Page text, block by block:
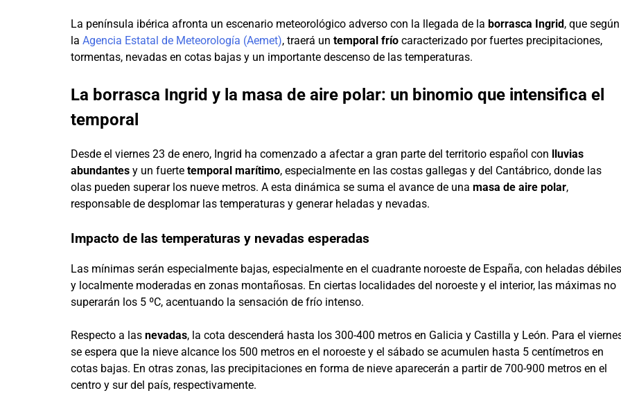
La península ibérica afronta un escenario meteorológico adverso con la llegada de la borrasca Ingrid, que según
la Agencia Estatal de Meteorología (Aemet), traerá un temporal frío caracterizado por fuertes precipitaciones,
tormentas, nevadas en cotas bajas y un importante descenso de las temperaturas.
La borrasca Ingrid y la masa de aire polar: un binomio que intensifica el
temporal
Desde el viernes 23 de enero, Ingrid ha comenzado a afectar a gran parte del territorio español con lluvias
abundantes y un fuerte temporal marítimo, especialmente en las costas gallegas y del Cantábrico, donde las
olas pueden superar los nueve metros. A esta dinámica se suma el avance de una masa de aire polar,
responsable de desplomar las temperaturas y generar heladas y nevadas.
Impacto de las temperaturas y nevadas esperadas
Las mínimas serán especialmente bajas, especialmente en el cuadrante noroeste de España, con heladas débiles
y localmente moderadas en zonas montañosas. En ciertas localidades del noroeste y el interior, las máximas no
superarán los 5 ºC, acentuando la sensación de frío intenso.
Respecto a las nevadas, la cota descenderá hasta los 300-400 metros en Galicia y Castilla y León. Para el
se espera que la nieve alcance los 500 metros en el noroeste y el sábado se acumulen hasta 5 centímetros en
cotas bajas. En otras zonas, las precipitaciones en forma de nieve aparecerán a partir de 700-900 metros en el
centro y sur del país, respectivamente.